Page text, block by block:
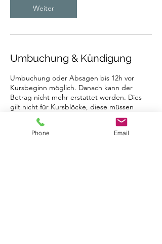
Weiter
Umbuchung & Kündigung
Umbuchung oder Absagen bis 12h vor
Kursbeginn möglich. Danach kann der
Betrag nicht mehr erstattet werden. Dies
gilt nicht für Kursblöcke, diese müssen
mindestens 1 Woche vor Kursstart storniert
Phone Email